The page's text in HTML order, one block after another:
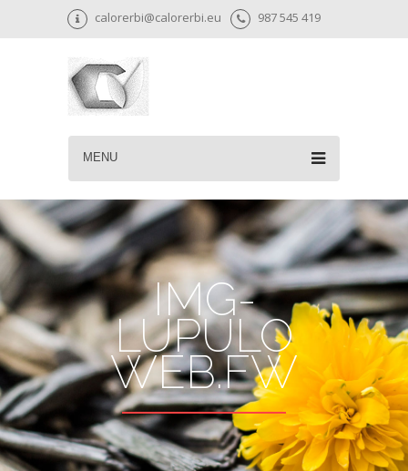
calorerbi@calorerbi.eu 987 545 419
MENU
IMG-
LUPULO
WEB.FW